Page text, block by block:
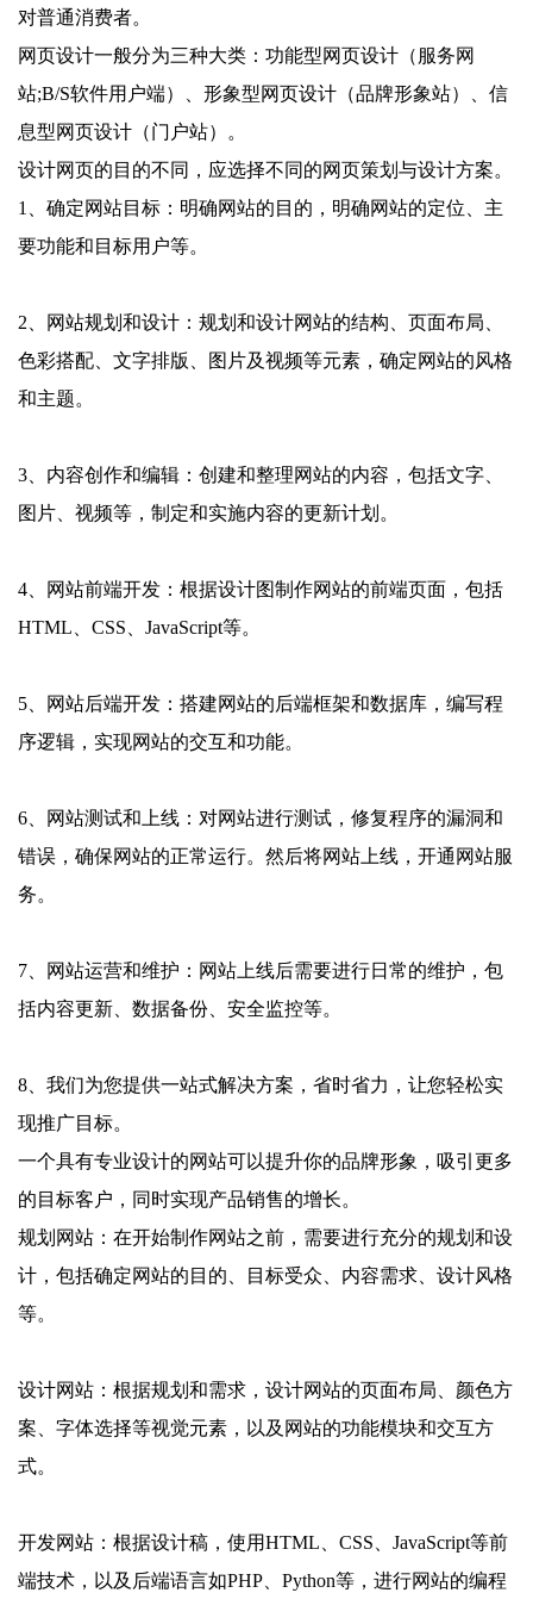
对普通消费者。
网页设计一般分为三种大类：功能型网页设计（服务网
站;B/S软件用户端）、形象型网页设计（品牌形象站）、信
息型网页设计（门户站）。
设计网页的目的不同，应选择不同的网页策划与设计方案。
1、确定网站目标：明确网站的目的，明确网站的定位、主
要功能和目标用户等。
2、网站规划和设计：规划和设计网站的结构、页面布局、
色彩搭配、文字排版、图片及视频等元素，确定网站的风格
和主题。
3、内容创作和编辑：创建和整理网站的内容，包括文字、
图片、视频等，制定和实施内容的更新计划。
4、网站前端开发：根据设计图制作网站的前端页面，包括
HTML、CSS、JavaScript等。
5、网站后端开发：搭建网站的后端框架和数据库，编写程
序逻辑，实现网站的交互和功能。
6、网站测试和上线：对网站进行测试，修复程序的漏洞和
错误，确保网站的正常运行。然后将网站上线，开通网站服
务。
7、网站运营和维护：网站上线后需要进行日常的维护，包
括内容更新、数据备份、安全监控等。
8、我们为您提供一站式解决方案，省时省力，让您轻松实
现推广目标。
一个具有专业设计的网站可以提升你的品牌形象，吸引更多
的目标客户，同时实现产品销售的增长。
规划网站：在开始制作网站之前，需要进行充分的规划和设
计，包括确定网站的目的、目标受众、内容需求、设计风格
等。
设计网站：根据规划和需求，设计网站的页面布局、颜色方
案、字体选择等视觉元素，以及网站的功能模块和交互方
式。
开发网站：根据设计稿，使用HTML、CSS、JavaScript等前
端技术，以及后端语言如PHP、Python等，进行网站的编程